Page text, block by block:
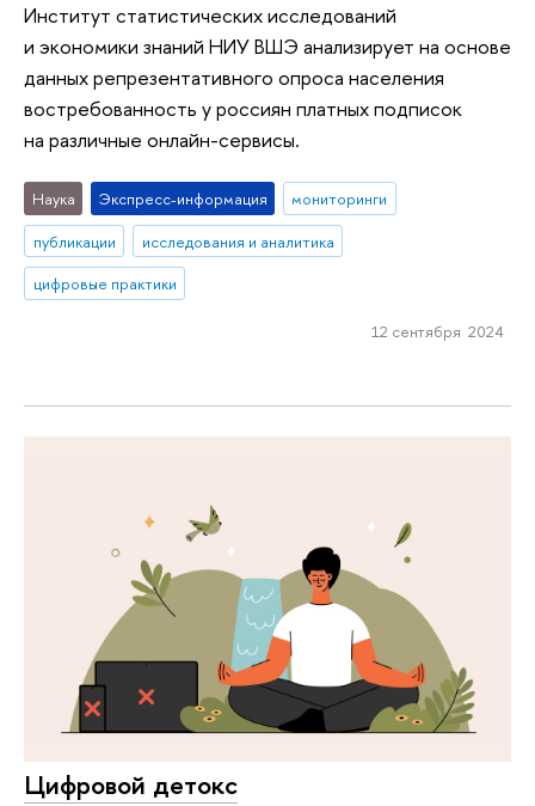
Институт статистических исследований
и экономики знаний НИУ ВШЭ анализирует на основе
данных репрезентативного опроса населения
востребованность у россиян платных подписок
на различные онлайн-сервисы.
Наука Экспресс-информация
мониторинги
публикации
исследования и аналитика
цифровые практики
12 сентября 2024
Цифровой детокс